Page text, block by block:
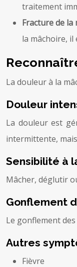
traitement
Fracture de la
la mâchoire,
La douleur à la
Douleur
La douleur est
intermittente,
Sensibilité à
Mâcher, déglutir
Gonflement
Le gonflement
Autres
Fièvre